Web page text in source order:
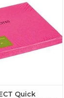
AAN
Quick